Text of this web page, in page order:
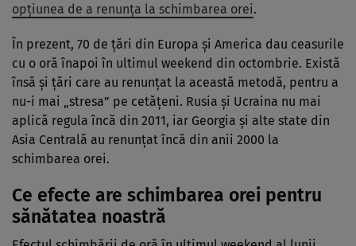
opţiunea de a renunţa la schimbarea orei.
În prezent, 70 de ţări din Europa şi America dau ceasurile
cu o oră înapoi în ultimul weekend din octombrie. Există
însă şi ţări care au renunţat la această metodă, pentru a
nu-i mai „stresa” pe cetăţeni. Rusia şi Ucraina nu mai
aplică regula încă din 2011, iar Georgia şi alte state din
Asia Centrală au renunţat încă din anii 2000 la
schimbarea orei.
Ce efecte are schimbarea orei pentru
sănătatea noastră